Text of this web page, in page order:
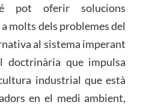
pot oferir solucions
molts dels problemes del
al sistema imperant
doctrinària que impulsa
industrial que està
en el medi ambient,